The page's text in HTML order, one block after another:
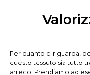
Per quanto ci riguarda,
questo tessuto sia tutto
arredo. Prendiamo ad